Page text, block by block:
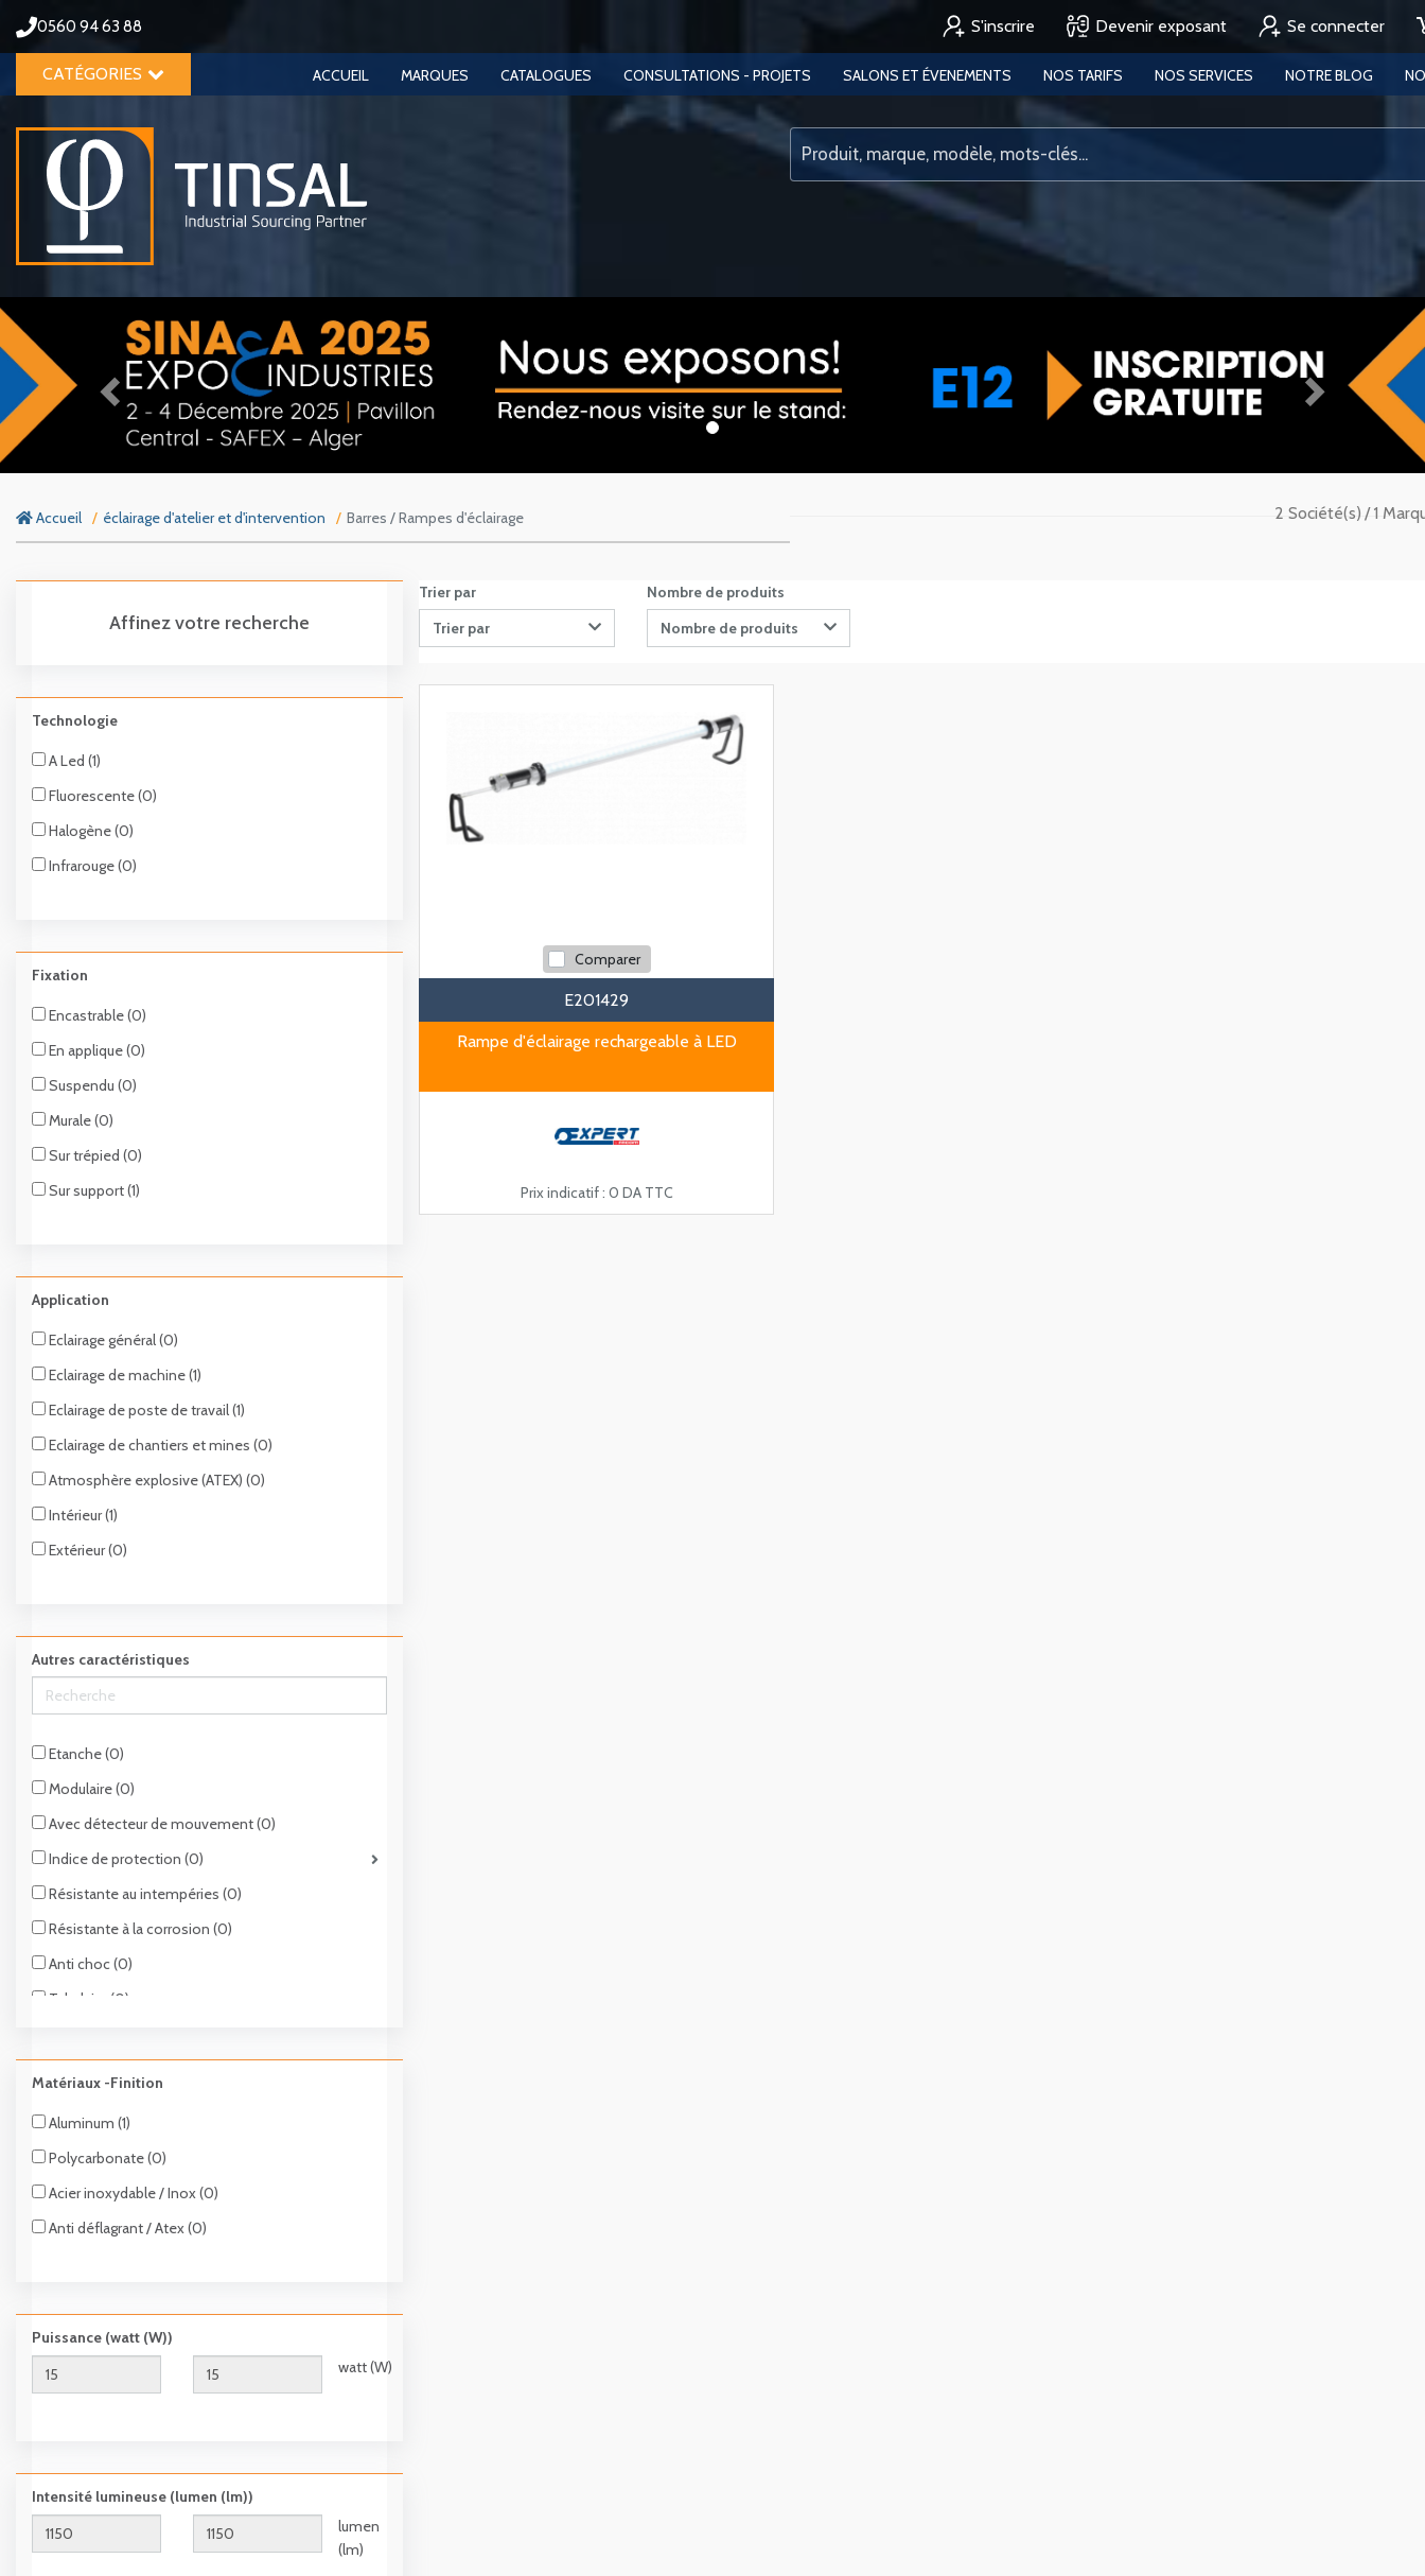
0560 94 63 88 S'inscrire Devenir exposant Se connecter
CATÉGORIES ACCUEIL MARQUES CATALOGUES CONSULTATIONS - PROJETS SALONS ET ÉVENEMENTS NOS TARIFS NOS SERVICES NOTRE BLOG
Previous
Accueil éclairage d'atelier et d'intervention Barres / Rampes d'éclairage 1
2 Société(s)
Affinez votre recherche
Technologie
A Led (1)
Fluorescente (0)
Halogène (0)
Infrarouge (0)
Fixation
Encastrable (0)
En applique (0)
Suspendu (0)
Murale (0)
Sur trépied (0)
Sur support (1)
Application
Eclairage général (0)
Eclairage de machine (1)
Eclairage de poste de travail (1)
Eclairage de chantiers et mines (0)
Atmosphère explosive (ATEX) (0)
Intérieur (1)
Extérieur (0)
Autres caractéristiques
Etanche (0)
Modulaire (0)
Avec détecteur de mouvement (0)
Indice de protection (0)
Résistante au intempéries (0)
Résistante à la corrosion (0)
Anti choc (0)
Tubulaire (0)
Matériaux -Finition
Aluminum (1)
Polycarbonate (0)
Acier inoxydable / Inox (0)
Anti déflagrant / Atex (0)
Puissance (watt (W))
watt (W)
Intensité lumineuse (lumen (lm))
lumen
(lm)
Trier par
Trier par
Nombre de produits
Nombre de produits
Comparer
E201429
Rampe d'éclairage rechargeable à LED
Prix indicatif : 0 DA TTC